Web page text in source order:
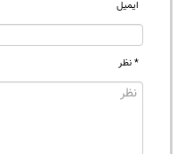
ایمیل
* نظر